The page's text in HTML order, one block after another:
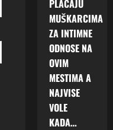
PLAĆAJU
MUŠKARCIMA
ZA INTIMNE
ODNOSE NA
OVIM
MESTIMA A
NAJVISE
VOLE
KADA…